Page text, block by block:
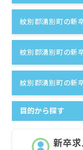
紋別郡湧別町の新
紋別郡湧別町の新
紋別郡湧別町の新
目的から探す
新卒求